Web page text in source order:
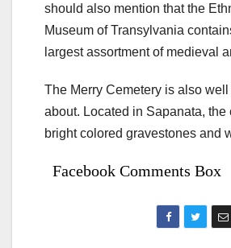
should also mention that the
Museum of Transylvania
largest assortment of medieval
The Merry Cemetery is also
about. Located in Sapanata, the
bright colored gravestones and
Facebook Comments Box